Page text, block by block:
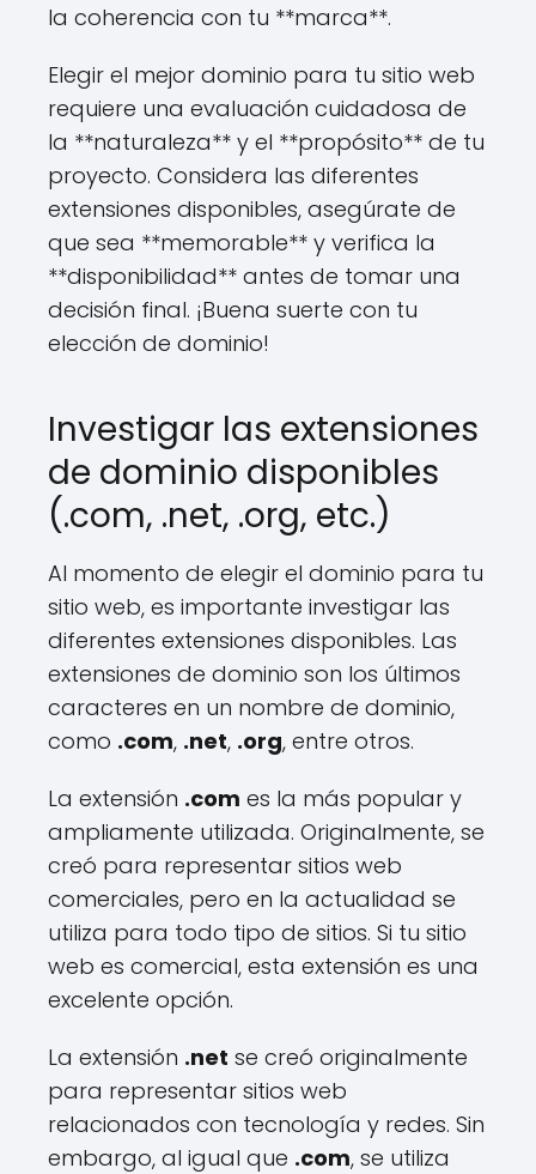
la coherencia con tu **marca**.
Elegir el mejor dominio para tu sitio web
requiere una evaluación cuidadosa de
la **naturaleza** y el **propósito** de tu
proyecto. Considera las diferentes
extensiones disponibles, asegúrate de
que sea **memorable** y verifica la
**disponibilidad** antes de tomar una
decisión final. ¡Buena suerte con tu
elección de dominio!
Investigar las extensiones
de dominio disponibles
(.com, .net, .org, etc.)
Al momento de elegir el dominio para tu
sitio web, es importante investigar las
diferentes extensiones disponibles. Las
extensiones de dominio son los últimos
caracteres en un nombre de dominio,
como .com, .net, .org, entre otros.
La extensión .com es la más popular y
ampliamente utilizada. Originalmente, se
creó para representar sitios web
comerciales, pero en la actualidad se
utiliza para todo tipo de sitios. Si tu sitio
web es comercial, esta extensión es una
excelente opción.
La extensión .net se creó originalmente
para representar sitios web
relacionados con tecnología y redes. Sin
embargo, al igual que .com, se utiliza